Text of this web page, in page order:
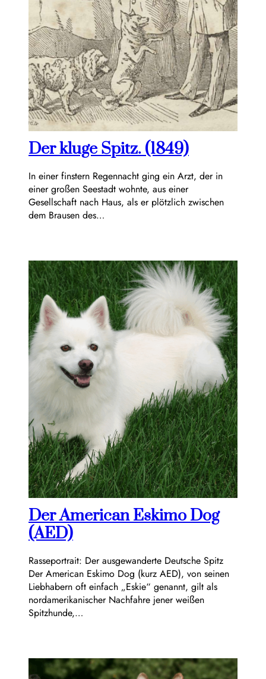
Der kluge Spitz. (1849)
In einer finstern Regennacht ging ein Arzt, der in
einer großen Seestadt wohnte, aus einer
Gesellschaft nach Haus, als er plötzlich zwischen
dem Brausen des…
Der American Eskimo Dog
(AED)
Rasseportrait: Der ausgewanderte Deutsche Spitz
Der American Eskimo Dog (kurz AED), von seinen
Liebhabern oft einfach „Eskie“ genannt, gilt als
nordamerikanischer Nachfahre jener weißen
Spitzhunde,…